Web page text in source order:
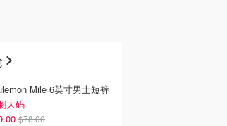
Mile 6英寸男士短裤
大码
$78.00